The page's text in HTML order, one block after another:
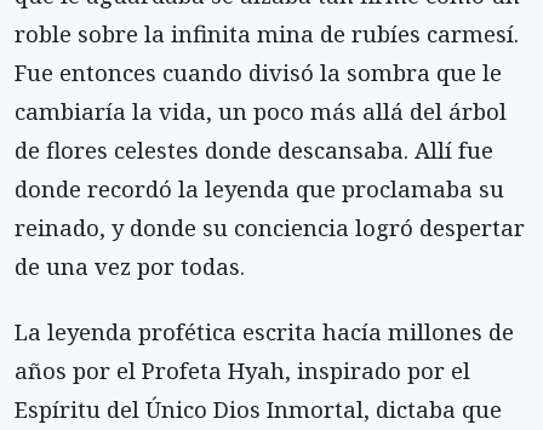
roble sobre la infinita mina de rubíes carmesí.
Fue entonces cuando divisó la sombra que le
cambiaría la vida, un poco más allá del árbol
de flores celestes donde descansaba. Allí fue
donde recordó la leyenda que proclamaba su
reinado, y donde su conciencia logró despertar
de una vez por todas.
La leyenda profética escrita hacía millones de
años por el Profeta Hyah, inspirado por el
Espíritu del Único Dios Inmortal, dictaba que